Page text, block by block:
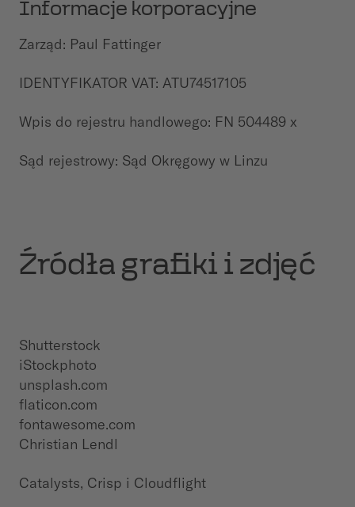
Informacje korporacyjne
Zarząd: Paul Fattinger
IDENTYFIKATOR VAT: ATU74517105
Wpis do rejestru handlowego: FN 504489 x
Sąd rejestrowy: Sąd Okręgowy w Linzu
Źródła grafiki i zdjęć
Shutterstock
iStockphoto
unsplash.com
flaticon.com
fontawesome.com
Christian Lendl
Catalysts, Crisp i Cloudflight